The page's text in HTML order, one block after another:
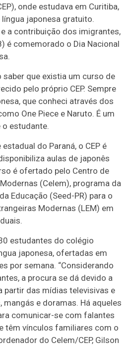
onde estudava em Curitiba,
japonesa gratuito.
a contribuição dos imigrantes,
é comemorado o Dia Nacional
saber que existia um curso de
pelo próprio CEP. Sempre
que conheci através dos
One Piece e Naruto. É um
o estudante.
do Paraná, o CEP é
aulas de japonês
é ofertado pelo Centro de
(Celem), programa da
Educação (Seed-PR) para o
Modernas (LEM) em
estudantes do colégio
japonesa, ofertadas em
por semana. “Considerando
a procura se dá devido a
partir das mídias televisivas e
e doramas. Há aqueles
comunicar-se com falantes
têm vínculos familiares com o
do Celem/CEP, Gilson